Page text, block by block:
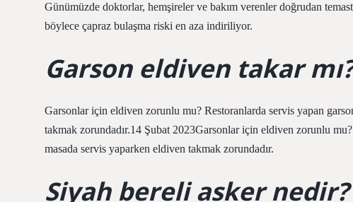
Günümüzde doktorlar, hemşireler ve bakım verenler doğrudan
böylece çapraz bulaşma riski en aza indiriliyor.
Garson eldiven takar
Garsonlar için eldiven zorunlu mu? Restoranlarda servis yapan
takmak zorundadır.14 Şubat 2023Garsonlar için eldiven zorunlu
masada servis yaparken eldiven takmak zorundadır.
Siyah bereli asker nedir?